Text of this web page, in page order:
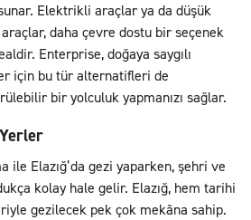
Elektrikli araçlar ya da düşük
daha çevre dostu bir seçenek
Enterprise, doğaya saygılı
için bu tür alternatifleri de
bir yolculuk yapmanızı sağlar.
ile Elazığ’da gezi yaparken, şehri ve
kolay hale gelir. Elazığ, hem tarihi
gezilecek pek çok mekâna sahip.